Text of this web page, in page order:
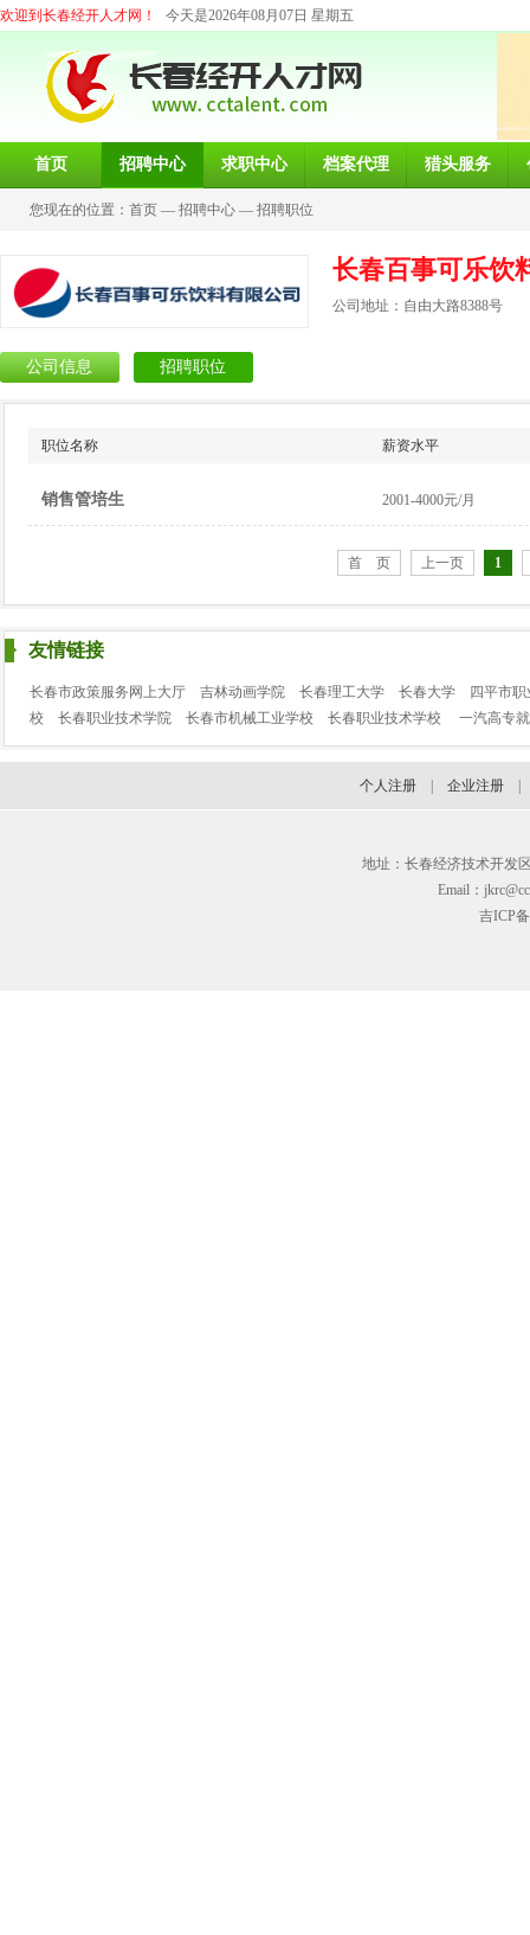
欢迎到长春经开人才网！ 今天是2026年08月07日 星期五
首页 招聘中心 求职中心 档案代理 猎头服务
您现在的位置： 首页 — 招聘中心 — 招聘职位
长春百事可乐饮
公司地址：自由大路8388号
公司信息 招聘职位
职位名称 薪资水平
销售管培生 2001-4000元/月
首 页 上一页 1
友情链接
长春市政策服务网上大厅 吉林动画学院 长春理工大学 长春大学
四平市
校
长春职业技术学院 长春市机械工业学校 长春职业技术学校 一汽高专
个人注册 企业注册
地址：长春经济技术开发
Email：
吉ICP